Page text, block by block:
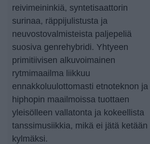
reivimeininkiä, syntetisaattorin
surinaa, räppijulistusta ja
neuvostovalmisteista paljepeliä
suosiva genrehybridi. Yhtyeen
primitiivisen alkuvoimainen
rytmimaailma liikkuu
ennakkoluulottomasti etnoteknon ja
hiphopin maailmoissa tuottaen
yleisölleen vallatonta ja kokeellista
tanssimusiikkia, mikä ei jätä ketään
kylmäksi.